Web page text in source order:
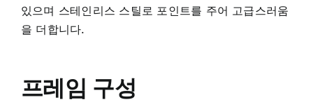
있으며 스테인리스 스틸로 포인트를 주어 고급스러움
을 더합니다.
프레임 구성